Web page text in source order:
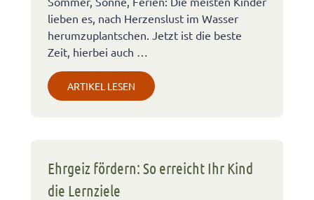
lieben es, nach Herzenslust im Wasser
herumzuplantschen. Jetzt ist die beste
Zeit, hierbei auch …
ARTIKEL LESEN
Ehrgeiz fördern: So erreicht Ihr Kind
die Lernziele